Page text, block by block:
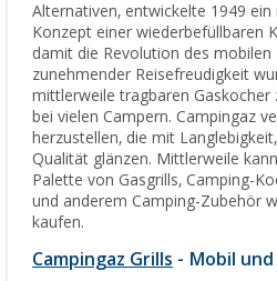
Alternativen, entwickelte 1949 ein
Konzept einer wiederbefüllbaren
damit die Revolution des mobilen
zunehmender Reisefreudigkeit
mittlerweile tragbaren Gaskocher
bei vielen Campern. Campingaz
herzustellen, die mit
Qualität glänzen. Mittlerweile
Palette von Gasgrills, Camping-
und anderem Camping-Zubehör
kaufen.
Campingaz Grills - Mobil